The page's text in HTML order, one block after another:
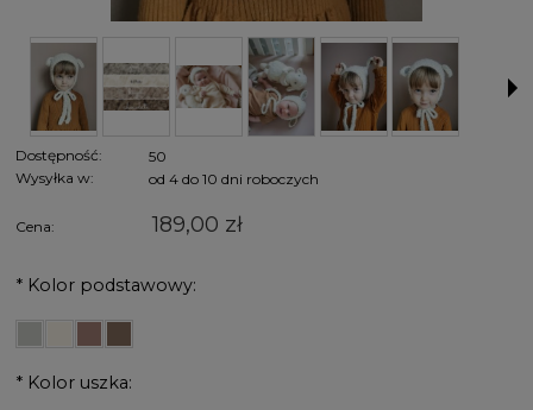
Dostępność:
50
Wysyłka w:
od 4 do 10 dni roboczych
Cena: 189,00 zł
* Kolor podstawowy:
* Kolor uszka: